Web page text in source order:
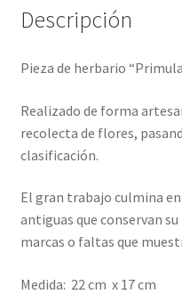
Descripción
Pieza de herbario
Realizado de forma
recolecta de flores,
clasificación.
El gran trabajo culmina
antiguas que conservan
marcas o faltas que
Medida: 22 cm x 17 cm